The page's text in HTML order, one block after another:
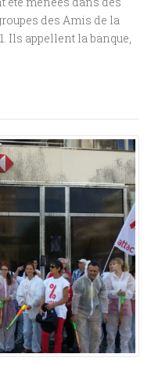
des Amis de la
Ils appellent la banque,